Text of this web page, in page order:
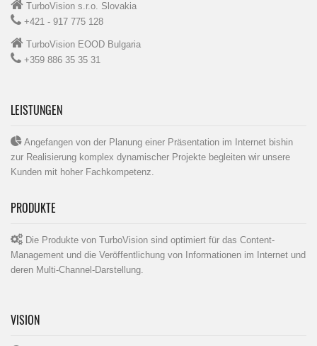
TurboVision s.r.o. Slovakia
+421 - 917 775 128
TurboVision EOOD Bulgaria
+359 886 35 35 31
LEISTUNGEN
Angefangen von der Planung einer Präsentation im Internet bishin
zur Realisierung komplex dynamischer Projekte begleiten wir unsere
Kunden mit hoher Fachkompetenz.
PRODUKTE
Die Produkte von TurboVision sind optimiert für das Content-
Management und die Veröffentlichung von Informationen im Internet und
deren Multi-Channel-Darstellung.
VISION